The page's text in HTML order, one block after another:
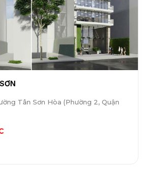
Tân Sơn Hòa (Phường 2, Quận